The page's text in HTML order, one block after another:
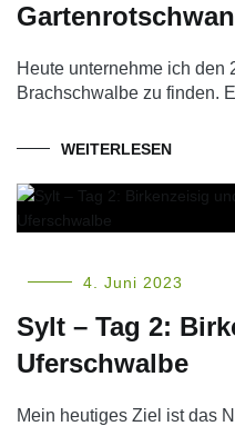
Heute unternehme ich den
Brachschwalbe zu finden.
WEITERLESEN
4. Juni 2023
Sylt – Tag 2:
Uferschwalbe
Mein heutiges Ziel ist das